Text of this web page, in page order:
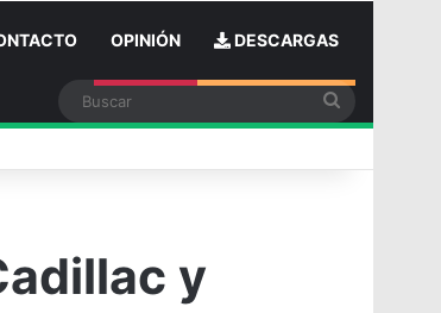
OPINIÓN DESCARGAS
y